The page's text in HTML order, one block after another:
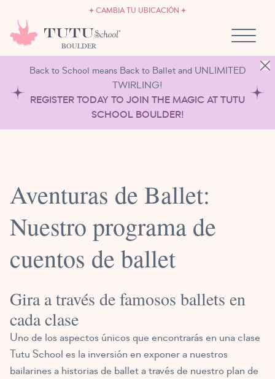
CAMBIA TU UBICACIÓN
BOULDER
SÉ PROPIETARIO DE UNA TUTU SCHOOL
Back to School means Back to Ballet and UNLIMITED
TWIRLING!
REGISTER TODAY TO JOIN THE MAGIC AT TUTU
SCHOOL BOULDER!
Aventuras de Ballet:
Nuestro programa de
cuentos de ballet
Gira a través de famosos ballets en
cada clase
Uno de los aspectos únicos que encontrarás en una clase
Tutu School es la inversión en exponer a nuestros
bailarines a historias de ballet a través de nuestro plan de